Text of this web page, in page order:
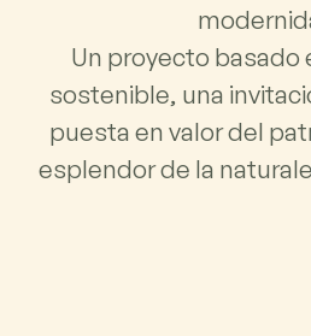
Un proyecto basado
sostenible, una
puesta en valor del
esplendor de la